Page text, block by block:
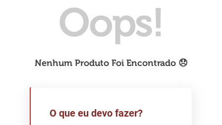
Oops!
O que eu devo fazer?
detergente